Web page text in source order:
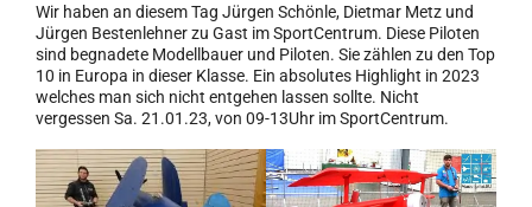
Wir haben an diesem Tag Jürgen Schönle, Dietmar Metz und
Jürgen Bestenlehner zu Gast im SportCentrum. Diese Piloten
sind begnadete Modellbauer und Piloten. Sie zählen zu den Top
10 in Europa in dieser Klasse. Ein absolutes Highlight in 2023
welches man sich nicht entgehen lassen sollte. Nicht
vergessen Sa. 21.01.23, von 09-13Uhr im SportCentrum.